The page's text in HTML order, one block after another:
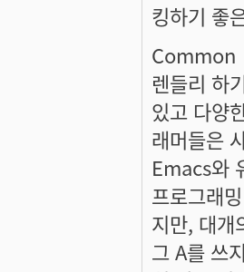
킹하기 좋
Common
렌들리 하
있고 다양
래머들은
Emacs와
프로그래
지만, 대개
그 A를 쓰